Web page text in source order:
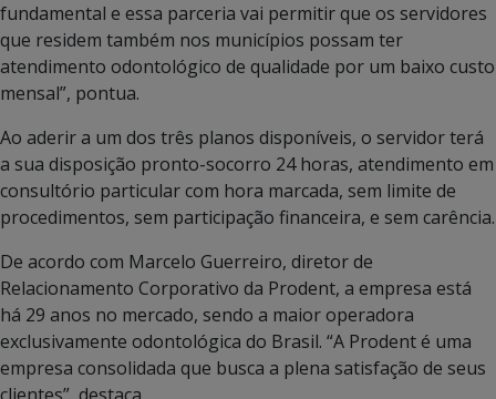
fundamental e essa parceria vai permitir que os servidores
que residem também nos municípios possam ter
atendimento odontológico de qualidade por um baixo custo
mensal”, pontua.
Ao aderir a um dos três planos disponíveis, o servidor terá
a sua disposição pronto-socorro 24 horas, atendimento em
consultório particular com hora marcada, sem limite de
procedimentos, sem participação financeira, e sem carência.
De acordo com Marcelo Guerreiro, diretor de
Relacionamento Corporativo da Prodent, a empresa está
há 29 anos no mercado, sendo a maior operadora
exclusivamente odontológica do Brasil. “A Prodent é uma
empresa consolidada que busca a plena satisfação de seus